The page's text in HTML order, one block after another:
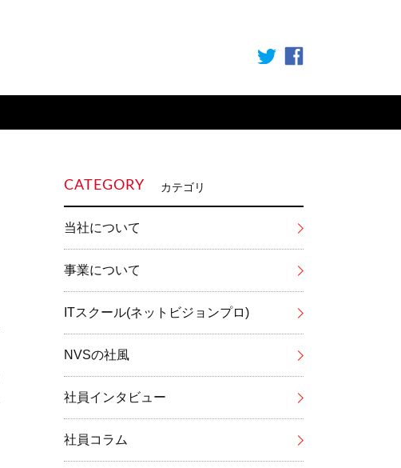
CATEGORY カテゴリ
当社について
事業について
ITスクール(ネットビジョンプロ)
NVSの社風
社員インタビュー
社員コラム